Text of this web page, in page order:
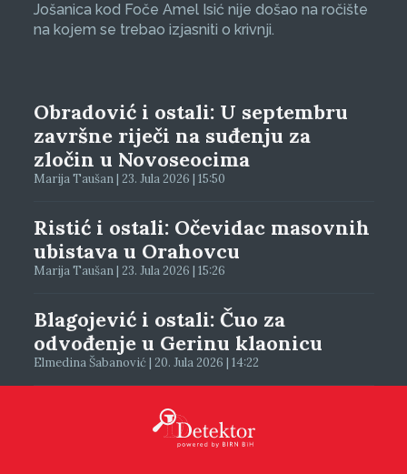
Jošanica kod Foče Amel Isić nije došao na ročište
na kojem se trebao izjasniti o krivnji.
Obradović i ostali: U septembru
završne riječi na suđenju za
zločin u Novoseocima
Marija Taušan | 23. Jula 2026 | 15:50
Ristić i ostali: Očevidac masovnih
ubistava u Orahovcu
Marija Taušan | 23. Jula 2026 | 15:26
Blagojević i ostali: Čuo za
odvođenje u Gerinu klaonicu
Elmedina Šabanović | 20. Jula 2026 | 14:22